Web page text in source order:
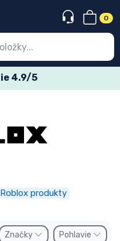
0
4.9/5
Roblox produkty
Značky Pohlavie